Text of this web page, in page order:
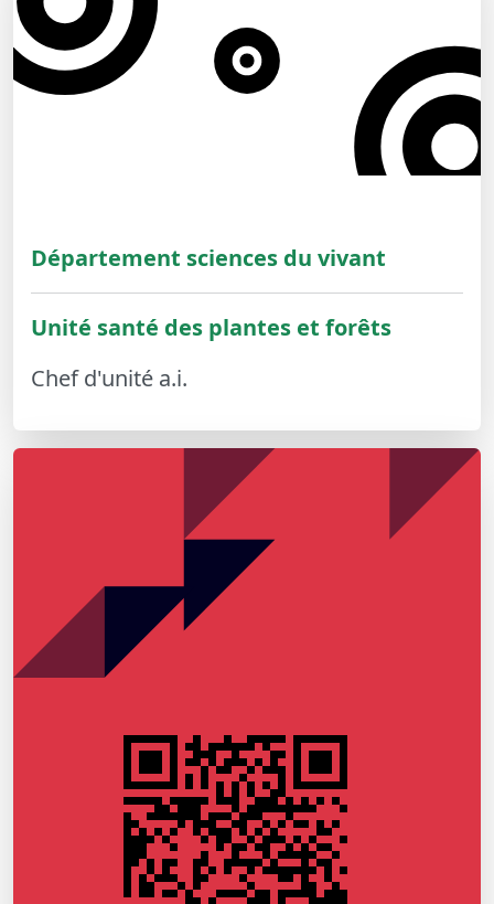
Département sciences du vivant
Unité santé des plantes et forêts
Chef d'unité a.i.